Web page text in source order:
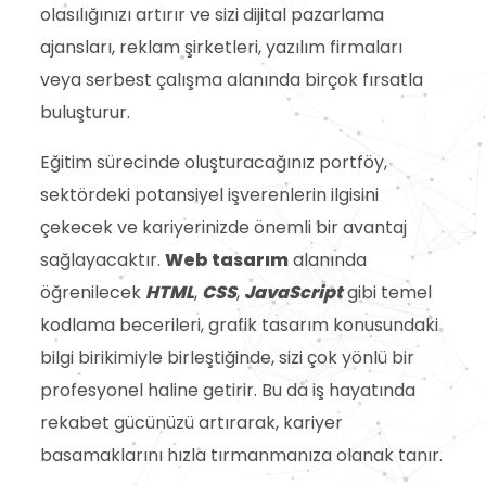
olasılığınızı artırır ve sizi dijital pazarlama
ajansları, reklam şirketleri, yazılım firmaları
veya serbest çalışma alanında birçok fırsatla
buluşturur.
Eğitim sürecinde oluşturacağınız portföy,
sektördeki potansiyel işverenlerin ilgisini
çekecek ve kariyerinizde önemli bir avantaj
sağlayacaktır.Web tasarımalanında
öğrenilecek HTML, CSS, JavaScriptgibi temel
kodlama becerileri, grafik tasarım konusundaki
bilgi birikimiyle birleştiğinde, sizi çok yönlü bir
profesyonel haline getirir. Bu da iş hayatında
rekabet gücünüzü artırarak, kariyer
basamaklarını hızla tırmanmanıza olanak tanır.